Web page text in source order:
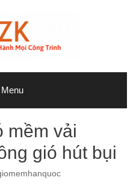
Menu
mềm vải
gió hút bụi